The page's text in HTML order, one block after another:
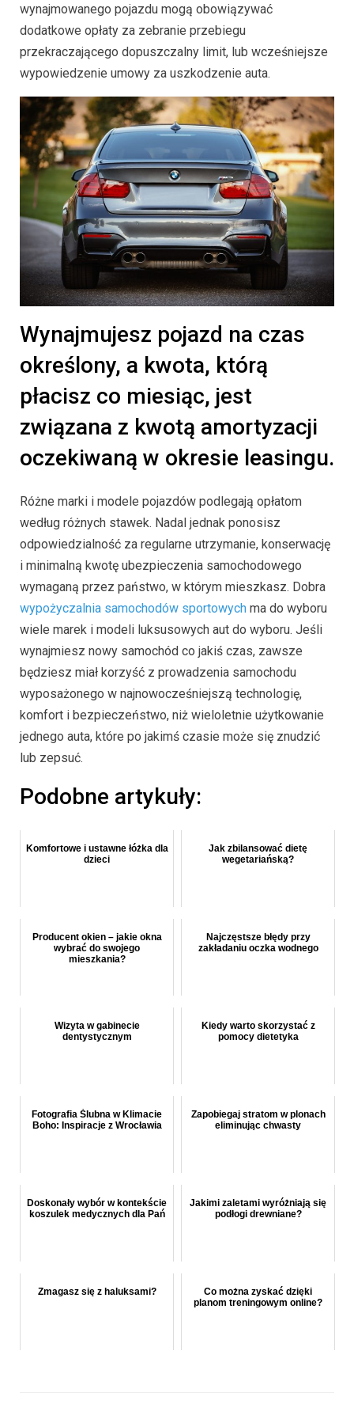
wynajmowanego pojazdu mogą obowiązywać
dodatkowe opłaty za zebranie przebiegu
przekraczającego dopuszczalny limit, lub wcześniejsze
wypowiedzenie umowy za uszkodzenie auta.
Wynajmujesz pojazd na czas
określony, a kwota, którą
płacisz co miesiąc, jest
związana z kwotą amortyzacji
oczekiwaną w okresie leasingu.
Różne marki i modele pojazdów podlegają opłatom
według różnych stawek. Nadal jednak ponosisz
odpowiedzialność za regularne utrzymanie, konserwację
i minimalną kwotę ubezpieczenia samochodowego
wymaganą przez państwo, w którym mieszkasz. Dobra
wypożyczalnia samochodów sportowych ma do wyboru
wiele marek i modeli luksusowych aut do wyboru. Jeśli
wynajmiesz nowy samochód co jakiś czas, zawsze
będziesz miał korzyść z prowadzenia samochodu
wyposażonego w najnowocześniejszą technologię,
komfort i bezpieczeństwo, niż wieloletnie użytkowanie
jednego auta, które po jakimś czasie może się znudzić
lub zepsuć.
Podobne artykuły:
Komfortowe i ustawne łóżka dla
dzieci
Jak zbilansować dietę
wegetariańską?
Producent okien – jakie okna
wybrać do swojego
mieszkania?
Najczęstsze błędy przy
zakładaniu oczka wodnego
Wizyta w gabinecie
dentystycznym
Kiedy warto skorzystać z
pomocy dietetyka
Fotografia Ślubna w Klimacie
Boho: Inspiracje z Wrocławia
Zapobiegaj stratom w plonach
eliminując chwasty
Doskonały wybór w kontekście
koszulek medycznych dla Pań
Jakimi zaletami wyróżniają się
podłogi drewniane?
Zmagasz się z haluksami?
Co można zyskać dzięki
planom treningowym online?